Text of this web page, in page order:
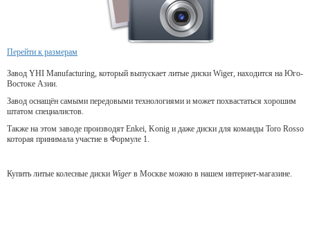
Перейти к размерам
Завод YHI Manufacturing, который выпускает литые диски Wiger, находится на Юго-
Востоке Азии.
Завод оснащён самыми передовыми технологиями и может похвастаться хорошим
штатом специалистов.
Также на этом заводе производят Enkei, Konig и даже диски для команды Toro Rosso
которая принимала участие в Формуле 1.
Купить литые колесные диски Wiger в Москве можно в нашем интернет-магазине.